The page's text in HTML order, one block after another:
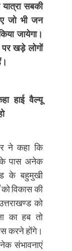
सबकी
जो भी जन
जायेगा।
खड़े लोगों
हाई वैल्यू
ने कहा कि
के पास अनेक
के बहुमुखी
को विकास की
को
का हब तो
करने होंगे।
संभावनाएं